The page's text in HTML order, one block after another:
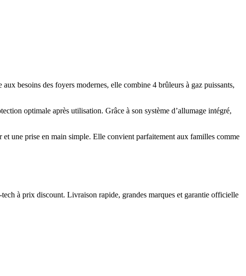
besoins des foyers modernes, elle combine 4 brûleurs à gaz puissants,
optimale après utilisation. Grâce à son système d’allumage intégré,
une prise en main simple. Elle convient parfaitement aux familles comme
à prix discount. Livraison rapide, grandes marques et garantie officielle